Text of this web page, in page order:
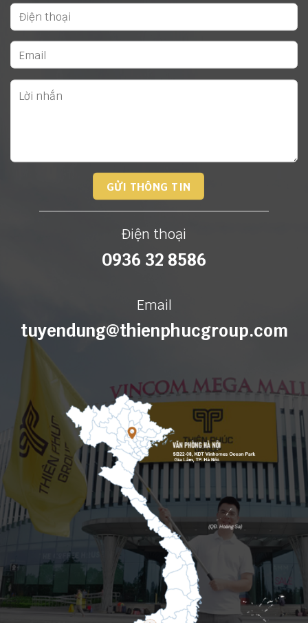
Điện thoại
0936 32 8586
Email
tuyendung@thienphucgroup.com